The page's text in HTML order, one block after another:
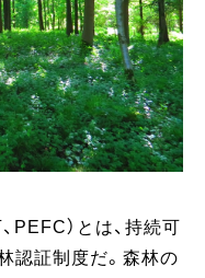
、PEFC）とは、持続可
認証制度だ。森林の